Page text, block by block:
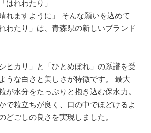
はれわたり」
れますように」 そんな願いを込めて
わたり」は、青森県の新しいブランド
ヒカリ」と「ひとめぼれ」の系譜を受
うな白さと美しさが特徴です。 最大
が水分をたっぷりと抱き込む保水力。
で粒立ちが良く、口の中でほどけるよ
どごしの良さを実現しました。